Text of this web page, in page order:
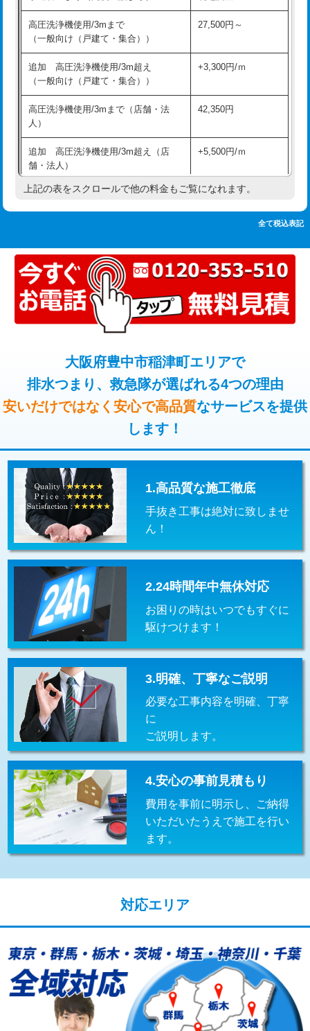
追加人工 16,500円
廃棄・処分 現場見積
※給水管工事は20mmまでの価格です。
持込商品取付（混合水栓）
持込商品取付（浄水器・分岐水栓） 16,500円
業）
排水管工事（追加 排水管工事/3ｍ超
え）
マス交換（土の掘削・埋め戻し作業） 11,000円~
マス交換（深さ50㎝以上） 66,000円
コンクリート斫り（厚さ10㎝まで） 27,500円
コンクリート斫り（厚さ10㎝超え） 38,500円
モルタル補修（厚さ10㎝まで） 27,500円
モルタル補修（厚さ10㎝超え） 38,500円
追加人工 16,500円
高圧洗浄機使用/3mまで
（一般向け（戸建て・集合））
27,500円～
追加 高圧洗浄機使用/3m超え
（一般向け（戸建て・集合））
+3,300円/ｍ
高圧洗浄機使用/3mまで（店舗・法
人）
42,350円
追加 高圧洗浄機使用/3m超え（店
舗・法人）
+5,500円/ｍ
高度高圧洗浄換 現地調査
トーラー機使用/3mまで 33,000円
追加トーラー機使用/3m超え +3,300円
カメラ調査 33,000円
止水・漏水調査・防水処理・清掃・修
理・調整・分解・加工など（軽作業）
11,000円
止水・漏水調査・防水処理・清掃・修
理・調整・分解・加工など（中作業）
22,000円
止水・漏水調査・防水処理・清掃・修
理・調整・分解・加工など（重作業）
33,000円
その他部品の脱着 8,800円～
交換・取付（タンク） 22,000円+材料費
交換・取付(単水栓（壁付・デッキ
式）)
13,200円+材料費
交換・取付(混合水栓（壁付・デッキ
式・ワンホール）)
16,500円+材料費
交換・取付(排水栓・排水トラップ
（P/S/ポップアップ））
22,000円+材料費
交換・取付（その他部品） 11,000円+材料費
持込商品取付（単水栓） 13,200円
持込商品取付（混合水栓） 16,500円
持込商品取付（浄水器・分岐水栓） 16,500円
給水管工事※（ホール加工) 16,500円
給水管工事※（バンド止め) 3,300円
給水管工事※（支持金具設置)
業)
給水管工事※（塩ビ管（VP・HI）使
用/3ｍまで)
33,000円
給水管工事※（塩ビ管（VP・HI）使
用（追加）/3ｍ超え)
+8,800円
上記の表をスクロールで他の料金もご覧になれます。
全て税込表記
大阪府豊中市稲津町エリアで
排水つまり、救急隊が選ばれる4つの理由
安いだけではなく安心で高品質なサービスを提供
します！
1.高品質な施工徹底
手抜き工事は絶対に致しませ
ん！
2.24時間年中無休対応
お困りの時はいつでもすぐに
駆けつけます！
3.明確、丁寧なご説明
必要な工事内容を明確、丁寧
に
ご説明します。
4.安心の事前見積もり
費用を事前に明示し、ご納得
いただいたうえで施工を行い
ます。
対応エリア